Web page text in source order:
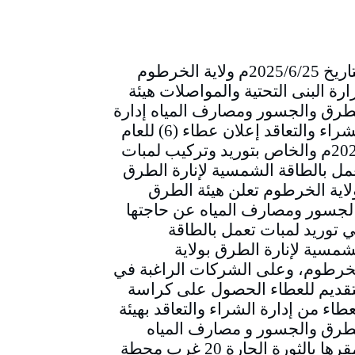
التاريخ 2025/6/25م ولاية الخرطوم
البنى التحتية والمواصلات هيئة
والجسور ومصارف المياه إدارة
الشراء والتعاقد إعلان عطاء (6) للعام
2025م والخاص بتوريد وتركيب لمبات
بالطاقة الشمسية لإنارة الطرق
الخرطوم تعلن هيئة الطرق
ومصارف المياه عن حاجتها
توريد لمبات تعمل بالطاقة
لإنارة الطرق بولاية
وعلى الشركات الراغبة في
للعطاء الحصول على كراسة
من إدارة الشراء والتعاقد بهيئة
والجسور و مصارف المياه
بمقرها بالثورة الحارة 20 غرب محطة